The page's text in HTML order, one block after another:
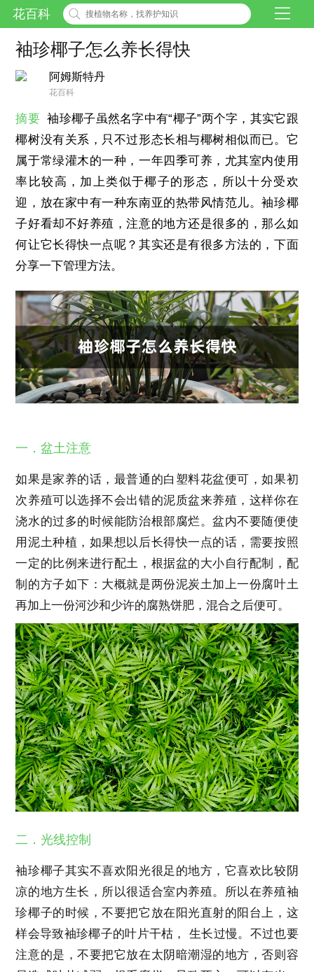
花百科
袖珍椰子怎么养长得快
阿姆斯特丹
花百科
摘要 袖珍椰子虽然名字中有“椰子”两个字，其实它跟
椰树没有关系，只不过形态长相与椰树相似而已。它
属于常绿灌木的一种，一年四季可养，尤其室内使用
率比较高，加上类似于椰子的形态，所以十分受欢
迎，放在家中有一种东南亚的热带风情范儿。袖珍椰
子好看却不好养殖，注意的地方还是很多的，那么如
何让它长得快一点呢？其实还是有很多方法的，下面
分享一下管理方法。
一．盆土注意
如果是家养的话，最普通的白塑料花盆便可，如果初
次养殖可以选择不会出错的泥质盆来养殖，这样你在
浇水的过多的时候能防治根部腐烂。盆内不要随便使
用泥土种植，如果想以后长得快一点的话，需要按照
一定的比例来进行配土，根据盆的大小自行配制，配
制的方子如下：大概就是两份泥炭土加上一份腐叶土
再加上一份河沙和少许的腐熟饼肥，混合之后便可。
二．光线控制
袖珍椰子其实不喜欢阳光很足的地方，它喜欢比较阴
凉的地方生长，所以很适合室内养殖。所以在养殖袖
珍椰子的时候，不要把它放在阳光直射的阳台上，这
样会导致袖珍椰子的叶片干枯， 生长过慢。不过也要
注意的是，不要把它放在太阴暗潮湿的地方，否则容